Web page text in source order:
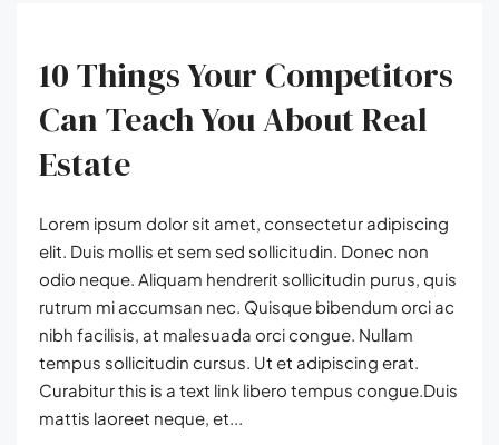
10 Things Your Competitors
Can Teach You About Real
Estate
Lorem ipsum dolor sit amet, consectetur adipiscing
elit. Duis mollis et sem sed sollicitudin. Donec non
odio neque. Aliquam hendrerit sollicitudin purus, quis
rutrum mi accumsan nec. Quisque bibendum orci ac
nibh facilisis, at malesuada orci congue. Nullam
tempus sollicitudin cursus. Ut et adipiscing erat.
Curabitur this is a text link libero tempus congue.Duis
mattis laoreet neque, et...